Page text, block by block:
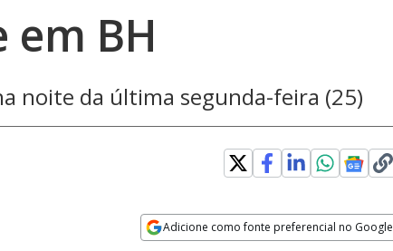
BH
noite da última segunda-feira (25)
Adicione como fonte preferencial no Google